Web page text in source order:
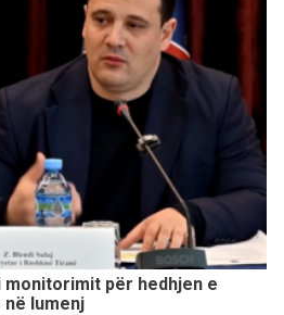
monitorimit për hedhjen e
lumenj